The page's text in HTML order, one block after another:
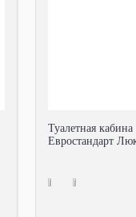
Туалетная
Евростандарт